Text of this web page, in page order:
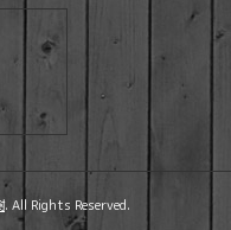
. All Rights Reserved.